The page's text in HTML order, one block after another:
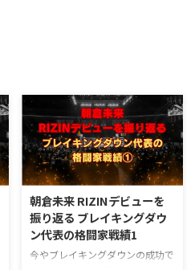
朝倉未来 RIZINデビューを
振り返る ブレイキングダウ
ン代表の格闘家戦績1
今やブレイキングダウンの成功で